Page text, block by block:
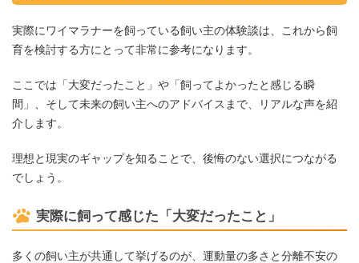
実際にワイマラナーを飼っている飼い主の体験談は、これから飼
育を検討する方にとって非常に参考になります。
ここでは「大変だったこと」や「飼ってよかったと感じる瞬
間」、そして未来の飼い主へのアドバイスまで、リアルな声を紹
介します。
理想と現実のギャップを知ることで、後悔のない選択につながる
でしょう。
実際に飼って感じた「大変だったこと」
多くの飼い主が共通して挙げるのが、運動量の多さと分離不安の